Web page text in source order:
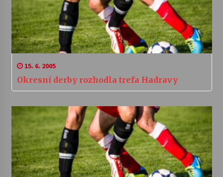
15. 6. 2005
Okresní derby rozhodla trefa Hadravy